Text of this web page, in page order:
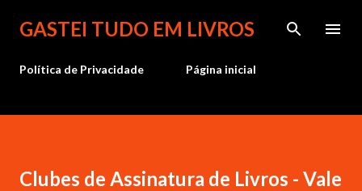
Pular para o conteúdo principal
GASTEI TUDO EM LIVROS
Política de Privacidade Página inicial
Clubes de Assinatura de Livros - Vale